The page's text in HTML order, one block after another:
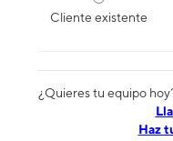
Cliente existente
¿Quieres tu equipo
Haz